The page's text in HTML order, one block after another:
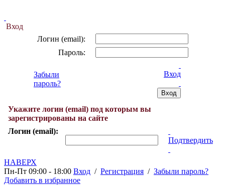
Вход
Логин (email):
Пароль:
Забыли
пароль?
Вход
Укажите логин (email) под которым вы
зарегистрированы на сайте
Логин (email):
Подтвердить
НАВЕРХ
Пн-Пт 09:00 - 18:00 Вход / Регистрация / Забыли пароль?
Добавить в избранное